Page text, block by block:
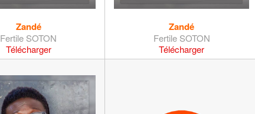
Zandé
Fertile SOTON
Télécharger
Zandé
Fertile SOTON
Télécharger